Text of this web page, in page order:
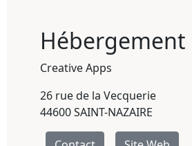
Creative Apps
26 rue de la Vecquerie
44600 SAINT-NAZAIRE